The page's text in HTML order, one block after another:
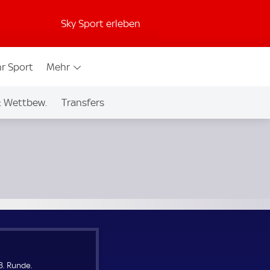
Sky Sport erleben
Sport Mehr
Wettbew. Transfers
Runde.